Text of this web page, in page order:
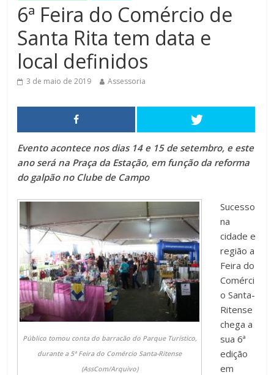
6ª Feira do Comércio de
Santa Rita tem data e
local definidos
3 de maio de 2019 Assessoria
Evento acontece nos dias 14 e 15 de setembro, e este
ano será na Praça da Estação, em função da reforma
do galpão no Clube de Campo
Público tomou conta do barracão do Parque Turístico,
durante a 5ª Feira do Comércio Santa-Ritense
(AssCom/Arquivo)
Sucesso
na
cidade e
região a
Feira do
Comérci
o Santa-
Ritense
chega a
sua 6ª
edição
em